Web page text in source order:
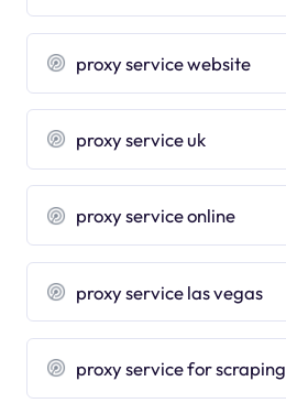
proxy service website
proxy service uk
proxy service online
proxy service las vegas
proxy service for scraping